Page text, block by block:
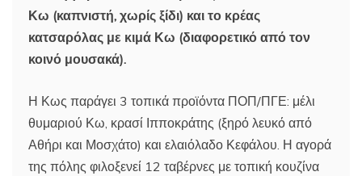
Κω (καπνιστή, χωρίς ξίδι) και το κρέας
κατσαρόλας με κιμά Κω (διαφορετικό από τον
κοινό μουσακά).
Η Κως παράγει 3 τοπικά προϊόντα ΠΟΠ/ΠΓΕ: μέλι
θυμαριού Κω, κρασί Ιπποκράτης (ξηρό λευκό από
Αθήρι και Μοσχάτο) και ελαιόλαδο Κεφάλου. Η αγορά
της πόλης φιλοξενεί 12 ταβέρνες με τοπική κουζίνα